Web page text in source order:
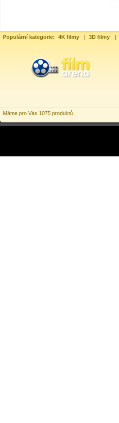
Populární kategorie: 4K filmy | 3D filmy |
Máme pro Vás 1075 produktů.